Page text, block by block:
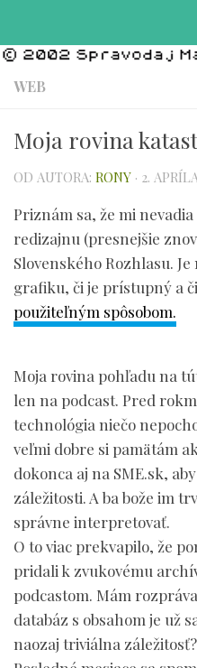
WEB
Moja rovina
OD AUTORA: RONY · 2.
Priznám sa, že mi
redizajnu (presnejšie
Slovenského Rozhlasu.
grafiku, či je prístupný a či
použiteľným spôsobom.
Moja rovina pohľadu na
len na podcast. Pred
technológia niečo
veľmi dobre si pamätám
dokonca aj na SME.sk,
záležitosti. A ba bože im
správne interpretovať.
O to viac prekvapilo, že
pridali k zvukovému
podcastom. Mám
databáz s obsahom je už
naozaj triviálna záležitosť?